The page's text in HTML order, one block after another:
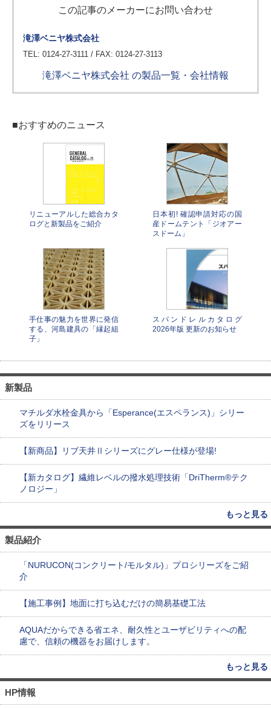
この記事のメーカーにお問い合わせ
滝澤ベニヤ株式会社
TEL: 0124-27-3111 / FAX: 0124-27-3113
滝澤ベニヤ株式会社 の製品一覧・会社情報
■おすすめのニュース
リニューアルした総合カタ
ログと新製品をご紹介
日本初! 確認申請対応の国
産ドームテント「ジオアー
スドーム」
手仕事の魅力を世界に発信
する、河島建具の「縁起組
子」
スパンドレルカタログ
2026年版 更新のお知らせ
新製品
マチルダ水栓金具から「Esperance(エスペランス)」シリー
ズをリリース
【新商品】リブ天井Ⅱシリーズにグレー仕様が登場!
【新カタログ】繊維レベルの撥水処理技術「DriTherm®テク
ノロジー」
もっと見る
製品紹介
「NURUCON(コンクリート/モルタル)」プロシリーズをご紹
介
【施工事例】地面に打ち込むだけの簡易基礎工法
AQUAだからできる省エネ、耐久性とユーザビリティへの配
慮で、信頼の機器をお届けします。
もっと見る
HP情報